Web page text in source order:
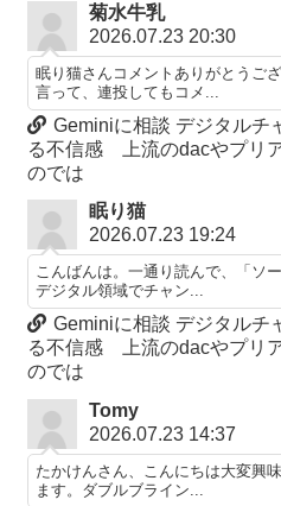
菊水牛乳
2026.07.23 20:30
眠り猫さんコメントありがとうご
言って、連投してもコメ...
Geminiに相談 デジタルチ
る不信感 上流のdacやプリ
のでは
眠り猫
2026.07.23 19:24
こんばんは。一通り読んで、「ソ
デジタル領域でチャン...
Geminiに相談 デジタルチ
る不信感 上流のdacやプリ
のでは
Tomy
2026.07.23 14:37
たかけんさん、こんにちは大変興
ます。ダブルブライン...